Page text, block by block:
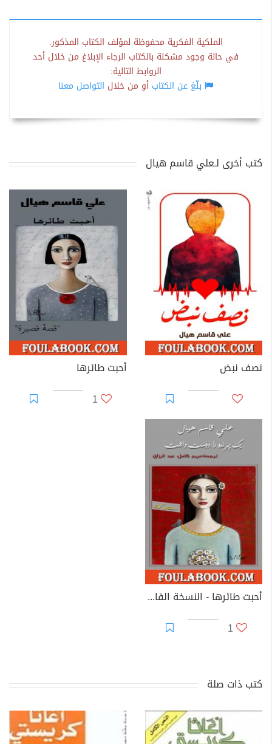
الملكية الفكرية محفوظة لمؤلف الكتاب المذكور.
في حالة وجود مشكلة بالكتاب الرجاء الإبلاغ من خلال أحد
الروابط التالية:
بلّغ عن الكتاب أو من خلال التواصل معنا
كتب أخرى لـعلي قاسم هيال
نصف نبض
أحبت طائرها
1
أحبت طائرها - النسخة الفارسية
1
كتب ذات صلة